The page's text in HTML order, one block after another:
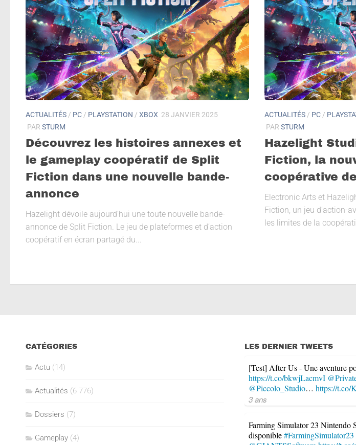
ACTUALITÉS / PC / PLAYSTATION / XBOX 28 JANVIER 2025
PAR STURM
Découvrez les histoires annexes et
le gameplay coopératif de Split
Fiction dans une nouvelle bande-
annonce
Hazelight dévoile aujourd’hui une toute nouvelle bande-
annonce de Split Fiction. Le jeu de plateformes et d’action
coopératif en écran partagé du...
ACTUALITÉS / PC /
PAR STURM
Hazelight
Fiction, la
coopérative
Electronic Arts et
Fiction, un jeu d’action-
les limites de la
CATÉGORIES
Actu (14)
Actualités (6 776)
Dossiers (7)
Gameplay (4)
LES DERNIER TWEETS
[Test] After Us - Une aventure
https://t.co/bkwjLacmvI
@Piccolo_Studio… https://t.co/
3 ans
Farming Simulator 23 Nintendo
disponible#FarmingSimulator23